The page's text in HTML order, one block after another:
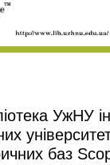
УжНУ
баз